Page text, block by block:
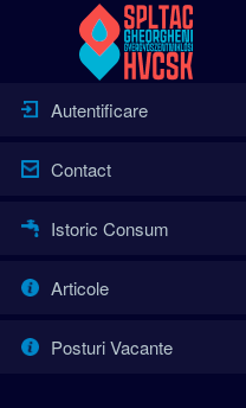
Autentificare
Contact
Istoric Consum
Articole
Posturi Vacante